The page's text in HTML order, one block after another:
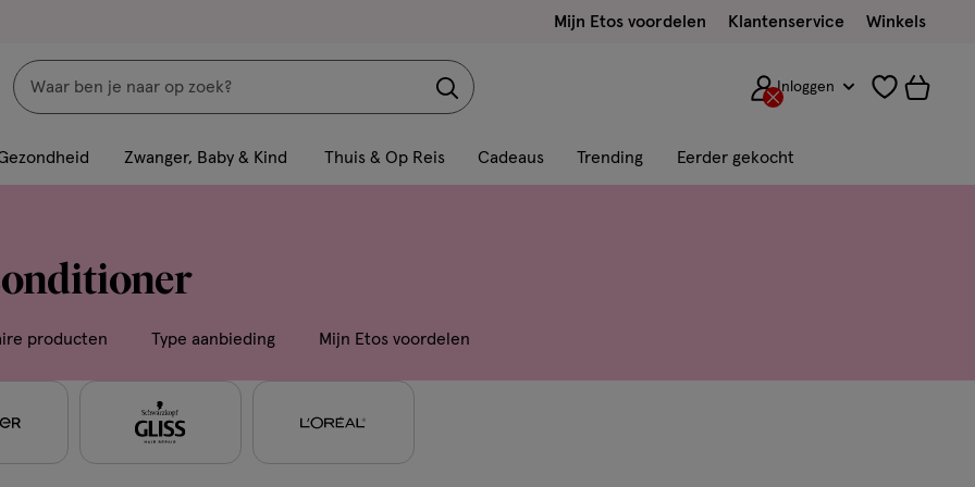
Mijn Etos voordelen Klantenservice Winkels
Zoeken
met
dit
een
volledig
met
geavanceerde
Inloggen
Zwanger, Baby & Kind Thuis & Op Reis Cadeaus Trending Eerder gekocht
producten Type aanbieding Mijn Etos voordelen